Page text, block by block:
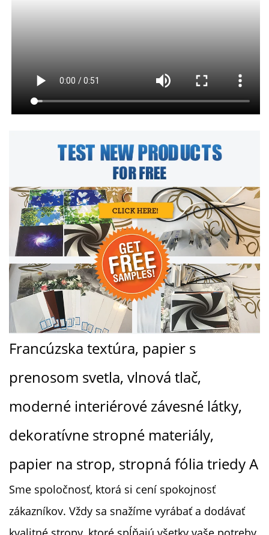
Francúzska textúra, papier s
prenosom svetla, vlnová tlač,
moderné interiérové závesné látky,
dekoratívne stropné materiály,
papier na strop, stropná fólia triedy A
Sme spoločnosť, ktorá si cení spokojnosť
zákazníkov. Vždy sa snažíme vyrábať a dodávať